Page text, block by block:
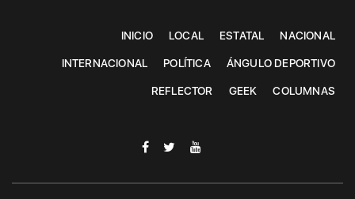
INICIO LOCAL ESTATAL NACIONAL
INTERNACIONAL POLÍTICA ÁNGULO DEPORTIVO
REFLECTOR GEEK COLUMNAS